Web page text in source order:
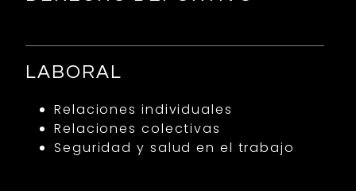
LABORAL
Relaciones individuales
Relaciones colectivas
Seguridad y salud en el trabajo